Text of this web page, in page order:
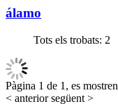
álamo
Tots els trobats: 2
Pàgina 1 de 1, es
< anteriorsegüent >